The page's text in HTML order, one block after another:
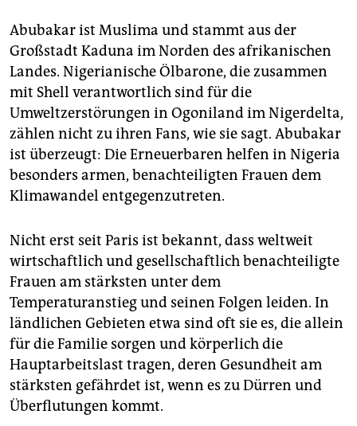
Abubakar ist Muslima und stammt aus der
Großstadt Kaduna im Norden des afrikanischen
Landes. Nigerianische Ölbarone, die zusammen
mit Shell verantwortlich sind für die
Umweltzerstörungen in Ogoniland im Nigerdelta,
zählen nicht zu ihren Fans, wie sie sagt. Abubakar
ist überzeugt: Die Erneuerbaren helfen in Nigeria
besonders armen, benachteiligten Frauen dem
Klimawandel entgegenzutreten.
Nicht erst seit Paris ist bekannt, dass weltweit
wirtschaftlich und gesellschaftlich benachteiligte
Frauen am stärksten unter dem
Temperaturanstieg und seinen Folgen leiden. In
ländlichen Gebieten etwa sind oft sie es, die allein
für die Familie sorgen und körperlich die
Hauptarbeitslast tragen, deren Gesundheit am
stärksten gefährdet ist, wenn es zu Dürren und
Überflutungen kommt.